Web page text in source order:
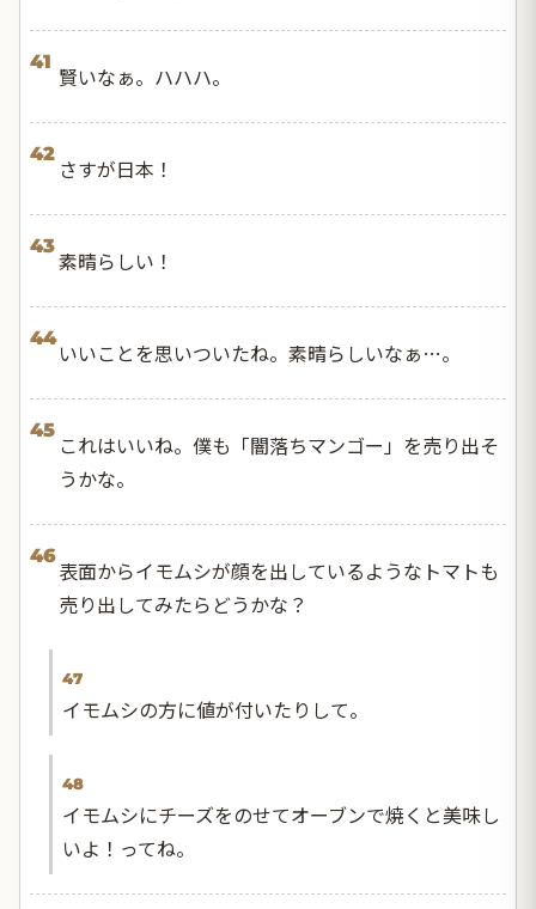
41
賢いなぁ。ハハハ。
42
さすが日本！
43
素晴らしい！
44
いいことを思いついたね。素晴らしいなぁ…。
45
これはいいね。僕も「闇落ちマンゴー」を売り出そ
うかな。
46
表面からイモムシが顔を出しているようなトマトも
売り出してみたらどうかな？
47
イモムシの方に値が付いたりして。
48
イモムシにチーズをのせてオーブンで焼くと美味し
いよ！ってね。